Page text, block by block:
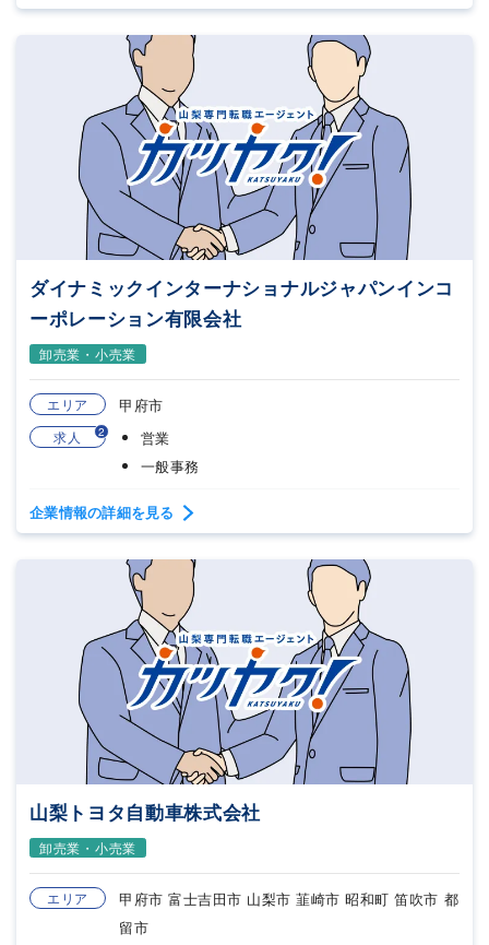
ダイナミックインターナショナルジャパンインコ
ーポレーション有限会社
卸売業・小売業
エリア 甲府市
求人 2
営業
一般事務
企業情報の詳細を見る
山梨トヨタ自動車株式会社
卸売業・小売業
エリア
甲府市 富士吉田市 山梨市 韮崎市 昭和町 笛吹市 都
留市